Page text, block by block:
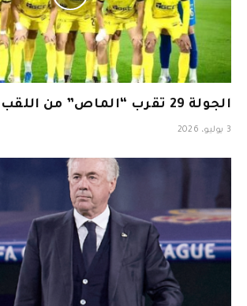
الجولة 29 تقرب “الماص” من اللقب
3 يوليو، 2026